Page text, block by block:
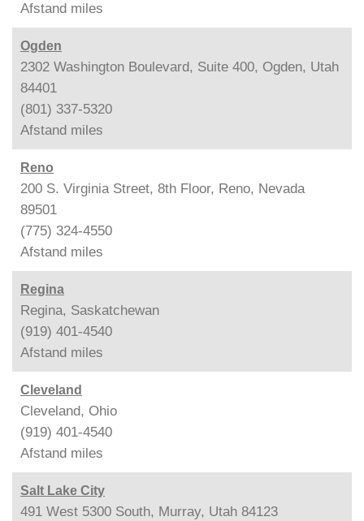
Afstand miles
Ogden
2302 Washington Boulevard, Suite 400, Ogden, Utah
84401
(801) 337-5320
Afstand miles
Reno
200 S. Virginia Street, 8th Floor, Reno, Nevada
89501
(775) 324-4550
Afstand miles
Regina
Regina, Saskatchewan
(919) 401-4540
Afstand miles
Cleveland
Cleveland, Ohio
(919) 401-4540
Afstand miles
Salt Lake City
491 West 5300 South, Murray, Utah 84123